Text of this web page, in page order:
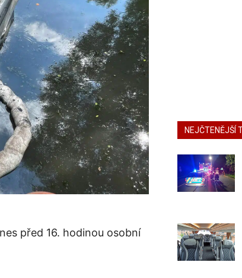
před 16. hodinou osobní
NEJČTENĚJŠÍ